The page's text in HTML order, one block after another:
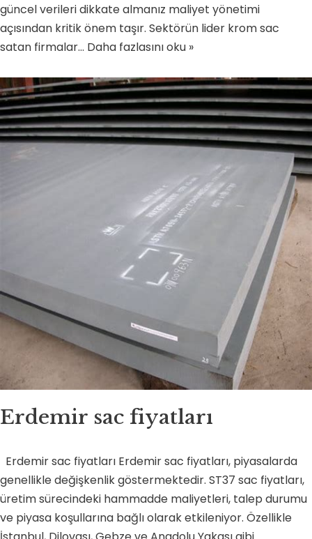
güncel verileri dikkate almanız maliyet yönetimi
açısından kritik önem taşır. Sektörün lider krom sac
satan firmalar… Daha fazlasını oku »
Erdemir sac fiyatları
Erdemir sac fiyatları Erdemir sac fiyatları, piyasalarda
genellikle değişkenlik göstermektedir. ST37 sac fiyatları,
üretim sürecindeki hammadde maliyetleri, talep durumu
ve piyasa koşullarına bağlı olarak etkileniyor. Özellikle